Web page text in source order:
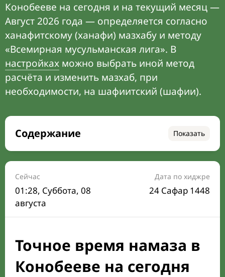
Конобееве на сегодня и на текущий месяц —
Август 2026 года — определяется согласно
ханафитскому (ханафи) мазхабу и методу
«Всемирная мусульманская лига». В
настройках можно выбрать иной метод
расчёта и изменить мазхаб, при
необходимости, на шафиитский (шафии).
Содержание Показать
Время намаза на сегодня
Расписание на месяц
Время Сухура и Ифтара на сегодня
Календарь рамадана
Направление киблы
Сейчас
01:28, Суббота, 08
августа
Дата по хиджре
24 Сафар 1448
Точное время намаза в
Конобееве на сегодня